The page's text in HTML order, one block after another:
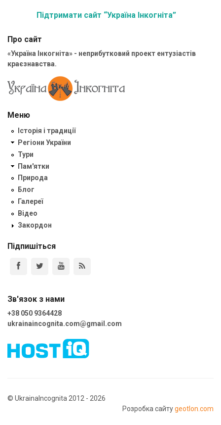
Підтримати сайт “Україна Інкогніта”
Про сайт
«Україна Інкогніта» - неприбутковий проект ентузіастів
краєзнавства.
Меню
Історія і традиції
Регіони України
Тури
Пам'ятки
Природа
Блог
Галереї
Відео
Закордон
Підпишіться
Зв'язок з нами
+38 050 9364428
ukrainaincognita.com@gmail.com
© UkrainaIncognita 2012 - 2026
Розробка сайтуgeotlon.com